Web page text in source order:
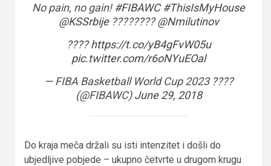
No pain, no gain!#FIBAWC #ThisIsMyHouse
@KSSrbije????????@Nmilutinov
????https://t.co/yB4gFvW05u
pic.twitter.com/r6oNYuEOal
— FIBA Basketball World Cup 2023 ????
(@FIBAWC)June 29, 2018
Do kraja meča držali su isti intenzitet i došli do
ubjedljive pobjede – ukupno četvrte u drugom krugu